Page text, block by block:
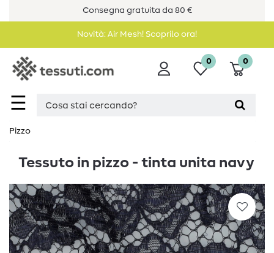
Consegna gratuita da 80 €
Novità: Air Mesh! Scoprilo ora!
☰
0 0
Pizzo
Tessuto in pizzo - tinta unita navy